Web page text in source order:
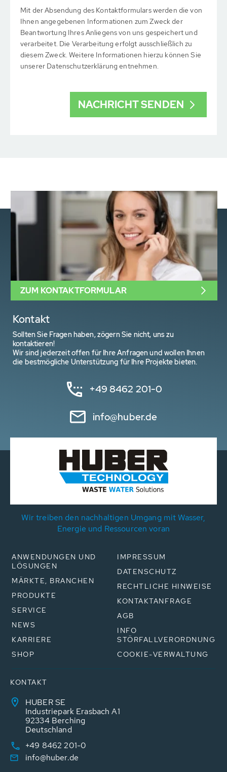
Mit der Absendung des Kontaktformulars werden die von
Ihnen angegebenen Informationen zum Zweck der
Beantwortung Ihres Anliegens von uns gespeichert und
verarbeitet. Die Verarbeitung erfolgt ausschließlich zu
diesem Zweck. Weitere Informationen hierzu können Sie
unserer Datenschutzerklärung entnehmen.
Kontakt
Sollten Sie Fragen haben, zögern Sie nicht, uns zu
kontaktieren!
Wir sind jederzeit offen für Ihre Anfragen und wollen Ihnen
die bestmögliche Unterstützung für Ihre Projekte bieten.
+49 8462 201-0
info@huber.de
ZUM KONTAKTFORMULAR
Wir treiben den nachhaltigen Umgang mit Wasser,
Energie und Ressourcen voran
ANWENDUNGEN UND
LÖSUNGEN
MÄRKTE, BRANCHEN
PRODUKTE
SERVICE
NEWS
KARRIERE
SHOP
IMPRESSUM
DATENSCHUTZ
RECHTLICHE HINWEISE
KONTAKTANFRAGE
AGB
INFO
STÖRFALLVERORDNUNG
COOKIE-VERWALTUNG
KONTAKT
HUBER SE
Industriepark Erasbach A1
92334 Berching
Deutschland
+49 8462 201-0
info@huber.de